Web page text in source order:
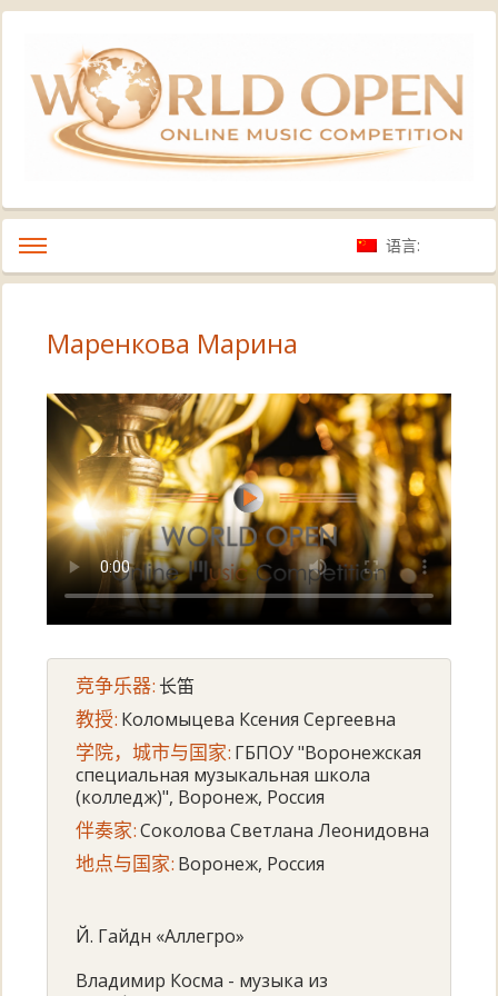
语言:
Маренкова Марина
竞争乐器: 长笛
教授: Коломыцева Ксения Сергеевна
学院，城市与国家: ГБПОУ "Воронежская
специальная музыкальная школа
(колледж)", Воронеж, Россия
伴奏家:Соколова Светлана Леонидовна
地点与国家: Воронеж, Россия
Й. Гайдн «Аллегро»
Владимир Косма - музыка из